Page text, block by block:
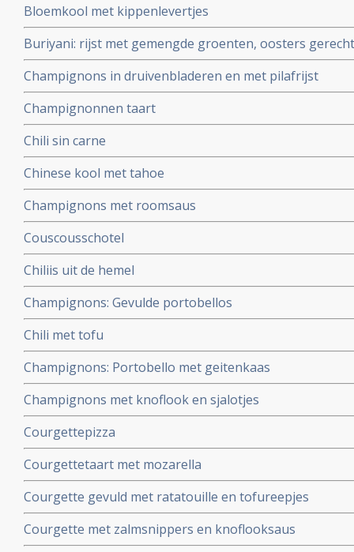
Bloemkool met kippenlevertjes
Buriyani: rijst met gemengde groenten, oosters gerecht
Champignons in druivenbladeren en met pilafrijst
Champignonnen taart
Chili sin carne
Chinese kool met tahoe
Champignons met roomsaus
Couscousschotel
Chiliis uit de hemel
Champignons: Gevulde portobellos
Chili met tofu
Champignons: Portobello met geitenkaas
Champignons met knoflook en sjalotjes
Courgettepizza
Courgettetaart met mozarella
Courgette gevuld met ratatouille en tofureepjes
Courgette met zalmsnippers en knoflooksaus